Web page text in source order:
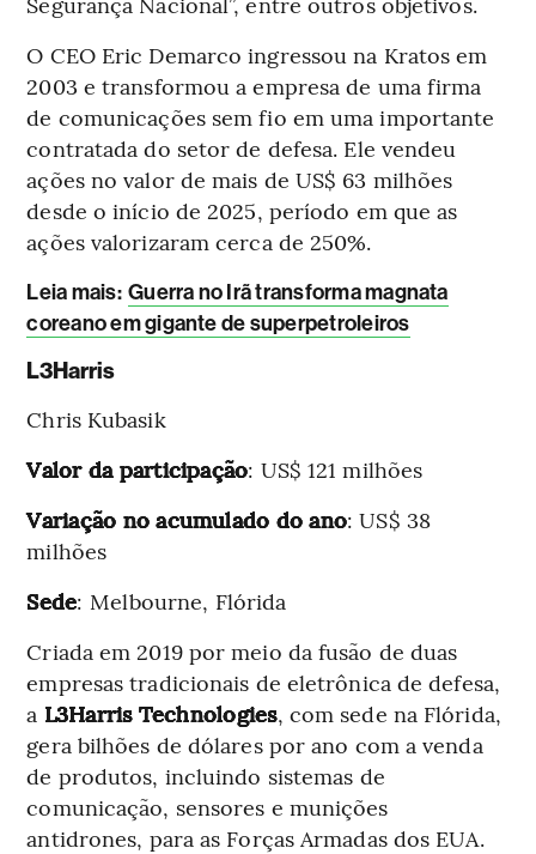
O CEO Eric Demarco ingressou na Kratos em
2003 e transformou a empresa de uma firma
de comunicações sem fio em uma importante
contratada do setor de defesa. Ele vendeu
ações no valor de mais de US$ 63 milhões
desde o início de 2025, período em que as
ações valorizaram cerca de 250%.
Leia mais: Guerra no Irã transforma magnata
coreano em gigante de superpetroleiros
L3Harris
Chris Kubasik
Valor da participação: US$ 121 milhões
Variação no acumulado do ano: US$ 38
milhões
Sede: Melbourne, Flórida
Criada em 2019 por meio da fusão de duas
empresas tradicionais de eletrônica de defesa,
a L3Harris Technologies, com sede na Flórida,
gera bilhões de dólares por ano com a venda
de produtos, incluindo sistemas de
comunicação, sensores e munições
antidrones, para as Forças Armadas dos EUA.